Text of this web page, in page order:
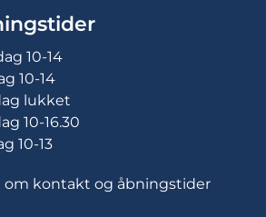
10-14
10-14
lukket
10-16.30
10-13
om kontakt og åbningstider